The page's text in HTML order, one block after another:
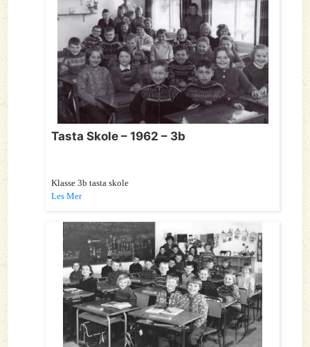
Tasta Skole – 1962 – 3b
Klasse 3b tasta skole
Les Mer